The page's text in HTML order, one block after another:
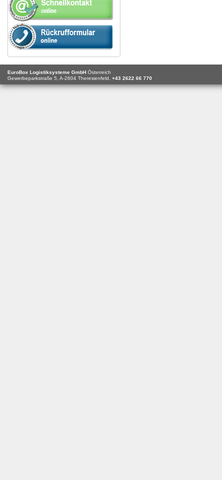
EuroBox Logistiksysteme GmbH Österreich
Gewerbeparkstraße 5, A-2604 Theresienfeld, +43 2622 66 770